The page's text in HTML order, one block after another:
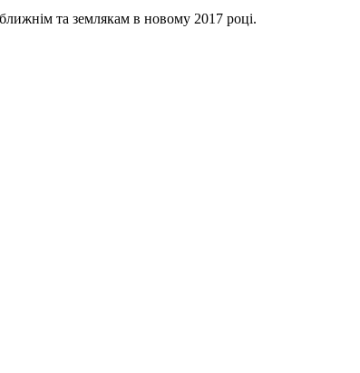
та землякам в новому 2017 році.